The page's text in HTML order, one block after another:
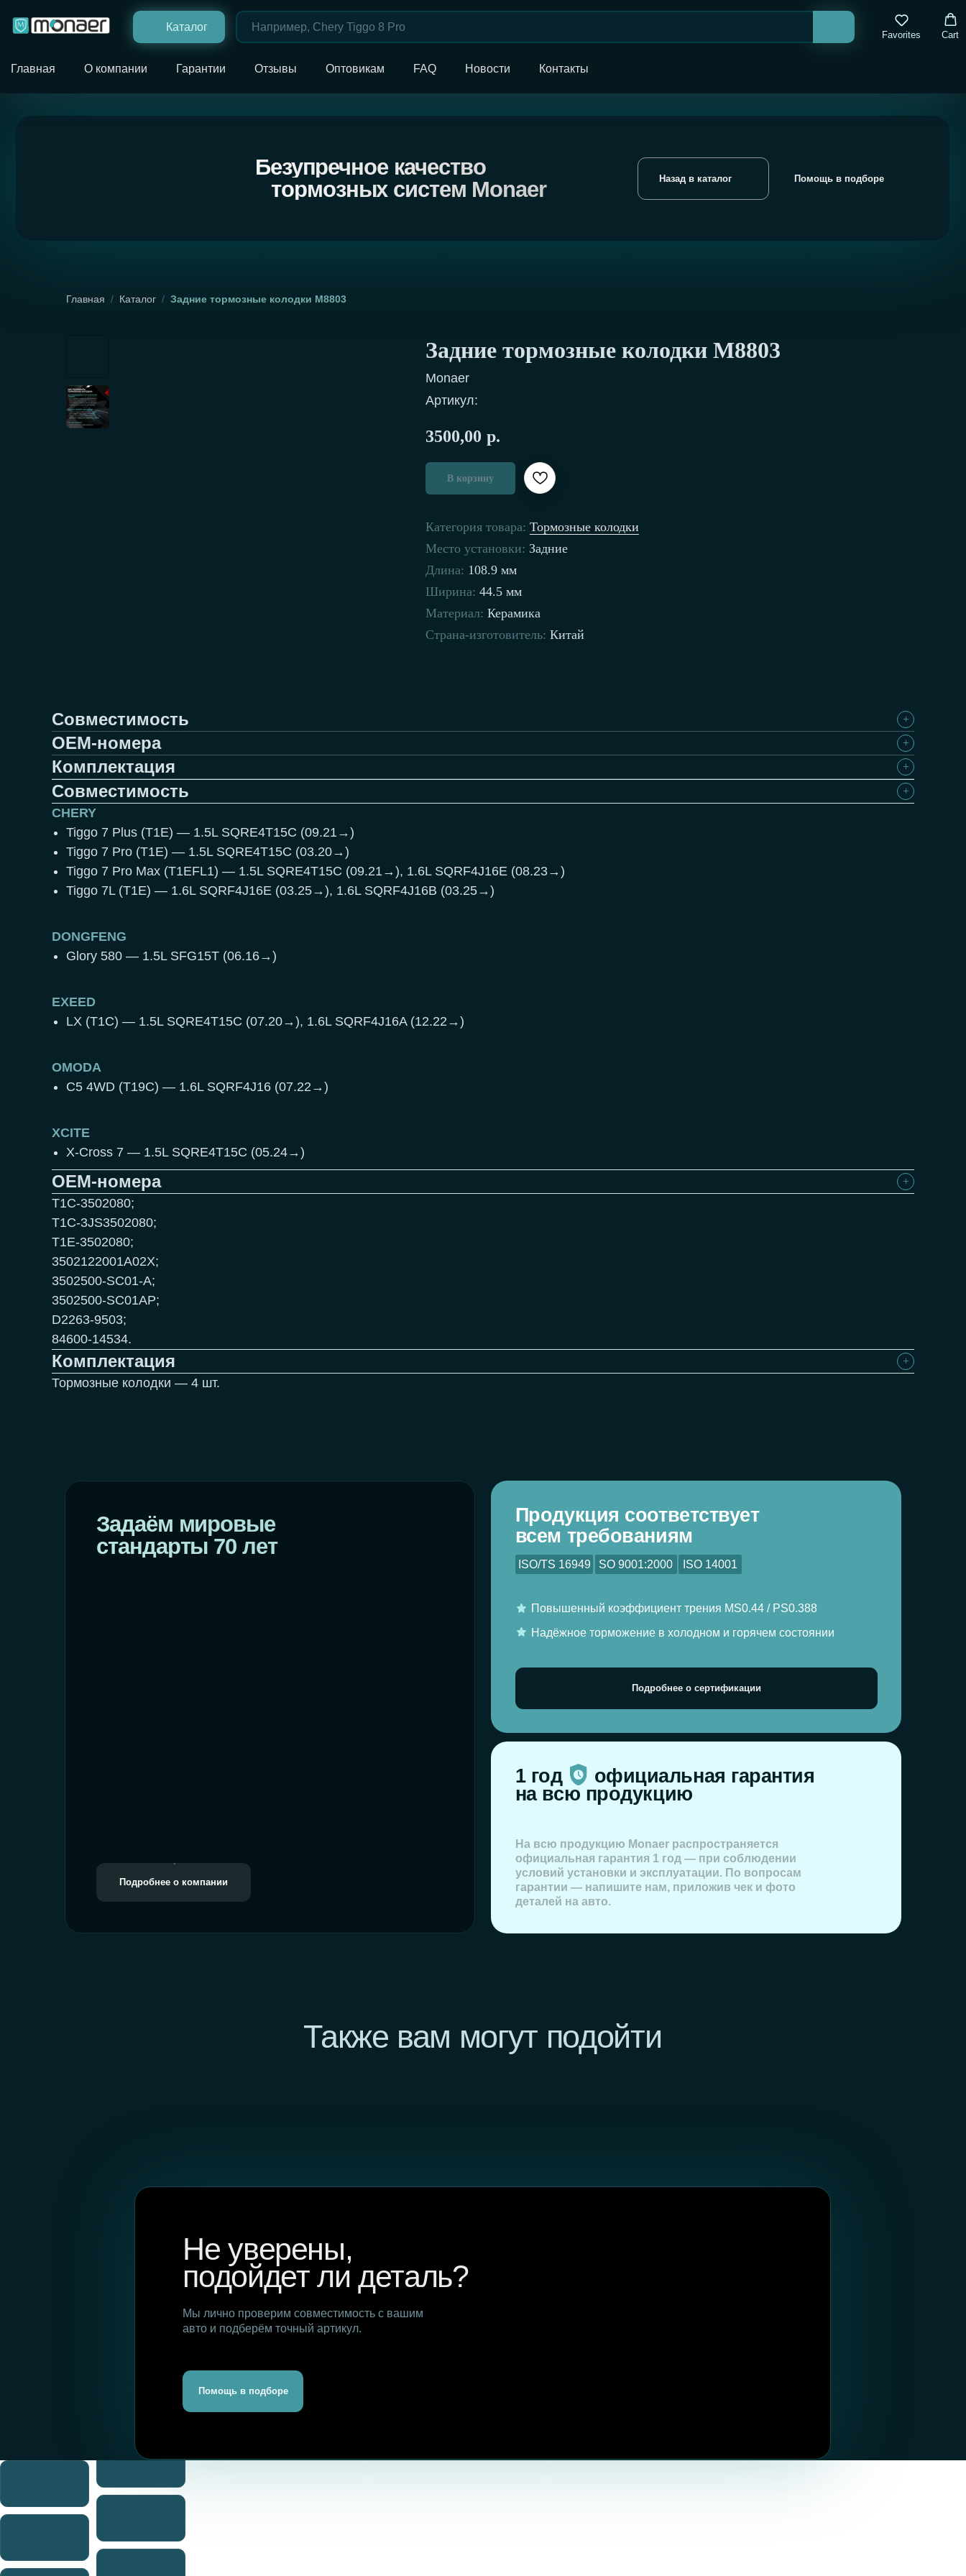
Каталог
Favorites Cart
Главная О компании Гарантии Отзывы Оптовикам FAQ Новости Контакты
Назад в каталог Помощь в подборе
тормозных систем Monaer
Главная / Каталог / Задние тормозные колодки М8803
Задние тормозные колодки М8803
Monaer
Артикул:
3500,00 р.
В корзину
Категория товара: Тормозные колодки
Место установки: Задние
Длина: 108.9 мм
Ширина: 44.5 мм
Материал: Керамика
Страна-изготовитель: Китай
Совместимость
OEM-номера
Комплектация
Совместимость
CHERY
Tiggo 7 Plus (T1E) — 1.5L SQRE4T15C (09.21→)
Tiggo 7 Pro (T1E) — 1.5L SQRE4T15C (03.20→)
Tiggo 7 Pro Max (T1EFL1) — 1.5L SQRE4T15C (09.21→), 1.6L SQRF4J16E (08.23→)
Tiggo 7L (T1E) — 1.6L SQRF4J16E (03.25→), 1.6L SQRF4J16B (03.25→)
DONGFENG
Glory 580 — 1.5L SFG15T (06.16→)
EXEED
LX (T1C) — 1.5L SQRE4T15C (07.20→), 1.6L SQRF4J16A (12.22→)
OMODA
C5 4WD (T19C) — 1.6L SQRF4J16 (07.22→)
XCITE
X-Cross 7 — 1.5L SQRE4T15C (05.24→)
OEM-номера
T1C-3502080;
T1C-3JS3502080;
T1E-3502080;
3502122001A02X;
3502500-SC01-A;
3502500-SC01AP;
D2263-9503;
84600-14534.
Комплектация
Тормозные колодки — 4 шт.
Продукция соответствует
всем требованиям
на всю продукцию
условий установки и эксплуатации. По вопросам
гарантии — напишите нам, приложив чек и фото
Задаём мировые
стандарты 70 лет
подойдет ли деталь?
+7 925 998 89 99